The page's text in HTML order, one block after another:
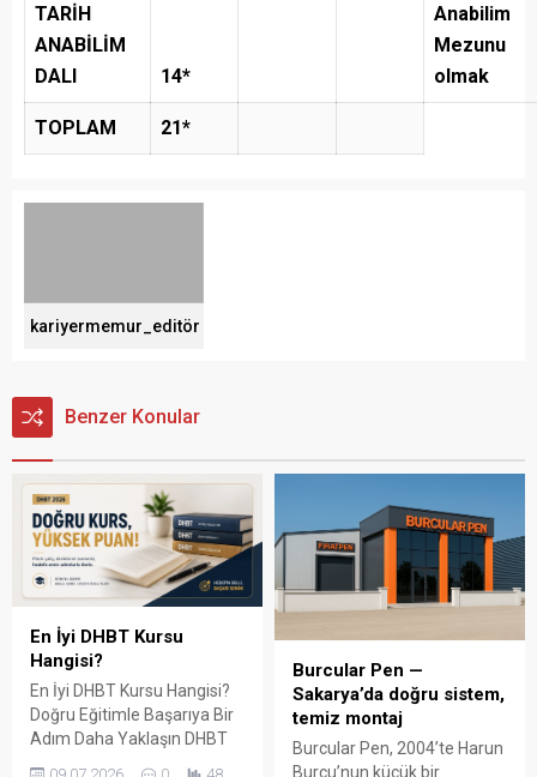
TARİH
ANABİLİM
DALI
14*
Anabilim
Mezunu
olmak
TOPLAM 21*
kariyermemur_editör
Benzer Konular
En İyi DHBT Kursu
Hangisi?
En İyi DHBT Kursu Hangisi?
Doğru Eğitimle Başarıya Bir
Adım Daha Yaklaşın DHBT
(Din Hizmetleri Alan Bilgisi
Burcular Pen —
Sakarya’da doğru sistem,
temiz montaj
Burcular Pen, 2004’te Harun
Burcu’nun küçük bir